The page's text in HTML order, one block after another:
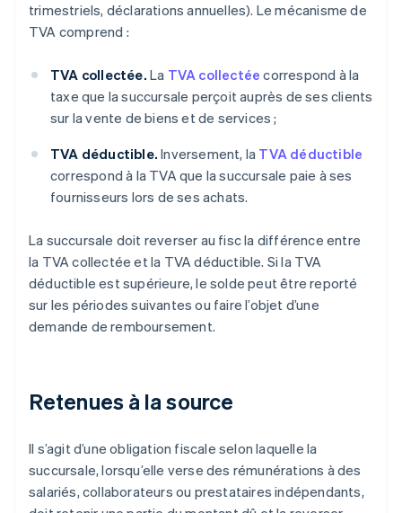
trimestriels, déclarations annuelles). Le mécanisme de
TVA comprend :
TVA collectée. La TVA collectée correspond à la
taxe que la succursale perçoit auprès de ses clients
sur la vente de biens et de services ;
TVA déductible. Inversement, la TVA déductible
correspond à la TVA que la succursale paie à ses
fournisseurs lors de ses achats.
La succursale doit reverser au fisc la différence entre
la TVA collectée et la TVA déductible. Si la TVA
déductible est supérieure, le solde peut être reporté
sur les périodes suivantes ou faire l’objet d’une
demande de remboursement.
Retenues à la source
Il s’agit d’une obligation fiscale selon laquelle la
succursale, lorsqu’elle verse des rémunérations à des
salariés, collaborateurs ou prestataires indépendants,